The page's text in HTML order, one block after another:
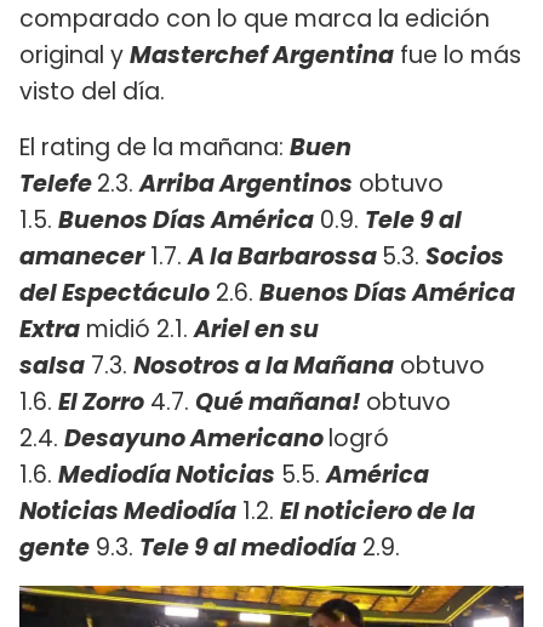
comparado con lo que marca la edición
original yMasterchef Argentina fue lo más
visto del día.
El rating de la mañana: Buen
Telefe2.3.Arriba Argentinos obtuvo
1.5. Buenos Días América 0.9. Tele 9 al
amanecer1.7.A la Barbarossa5.3. Socios
del Espectáculo 2.6. Buenos Días América
Extra midió 2.1.Ariel en su
salsa 7.3. Nosotros a la Mañana obtuvo
1.6. El Zorro 4.7. Qué mañana! obtuvo
2.4. Desayuno Americanologró
1.6. Mediodía Noticias 5.5.América
Noticias Mediodía 1.2. El noticiero de la
gente 9.3. Tele 9 al mediodía 2.9.